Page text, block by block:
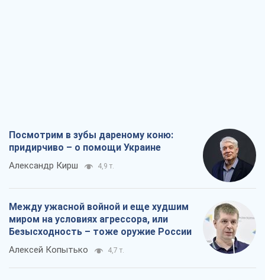
Посмотрим в зубы дареному коню:
придирчиво – о помощи Украине
Александр Кирш 4,9 т.
Между ужасной войной и еще худшим
миром на условиях агрессора, или
Безысходность – тоже оружие России
Алексей Копытько 4,7 т.